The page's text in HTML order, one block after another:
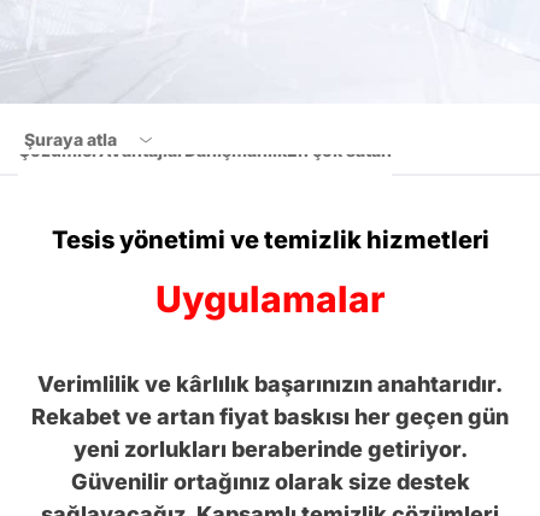
ÇözümlerAvantajlarDanışmanlıkEn çok satan
Şuraya atla
Avantajlar
Tesis yönetimi ve temizlik hizmetleri
Uygulamalar
Verimlilik ve kârlılık başarınızın anahtarıdır.
Rekabet ve artan fiyat baskısı her geçen gün
yeni zorlukları beraberinde getiriyor.
Güvenilir ortağınız olarak size destek